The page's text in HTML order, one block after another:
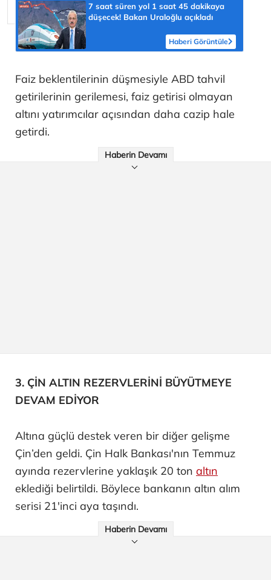
7 saat süren yol 1 saat 45 dakikaya
düşecek! Bakan Uraloğlu açıkladı
Haberi Görüntüle
Faiz beklentilerinin düşmesiyle ABD tahvil
getirilerinin gerilemesi, faiz getirisi olmayan
altını yatırımcılar açısından daha cazip hale
getirdi.
Haberin Devamı
3. ÇİN ALTIN REZERVLERİNİ BÜYÜTMEYE
DEVAM EDİYOR
Altına güçlü destek veren bir diğer gelişme
Çin’den geldi. Çin Halk Bankası'nın Temmuz
ayında rezervlerine yaklaşık 20 ton altın
eklediği belirtildi. Böylece bankanın altın alım
serisi 21'inci aya taşındı.
Haberin Devamı